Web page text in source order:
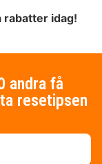
rabatter idag!
andra få
resetipsen